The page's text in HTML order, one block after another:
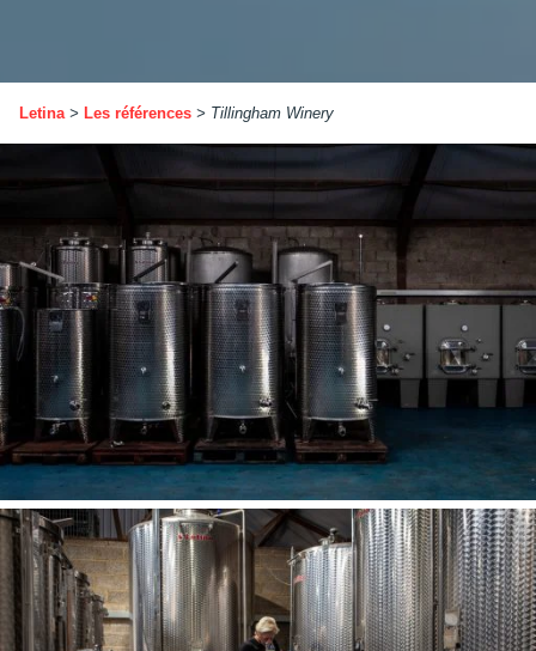
Letina> Les références > Tillingham Winery